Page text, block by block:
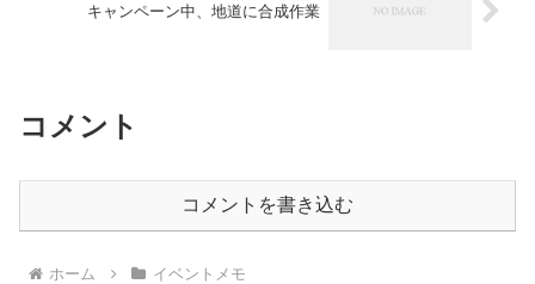
キャンペーン中、地道に合成作業
コメント
コメントを書き込む
ホーム イベントメモ